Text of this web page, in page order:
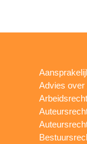
Advies
Arbeidsrecht